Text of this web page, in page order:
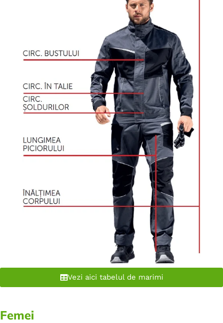
Vezi aici tabelul de marimi
Femei